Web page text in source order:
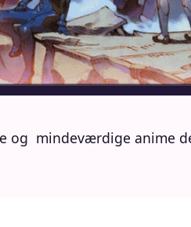
og mindeværdige anime